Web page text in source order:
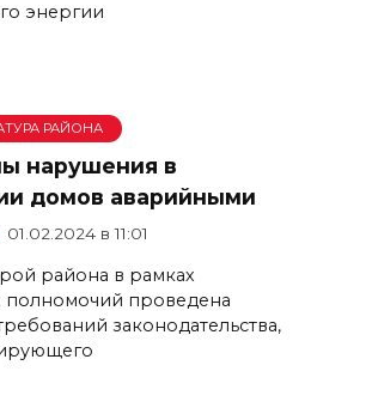
энергии
РАЙОНА
нарушения в
домов аварийными
01.02.2024 в 11:01
района в рамках
полномочий проведена
законодательства,